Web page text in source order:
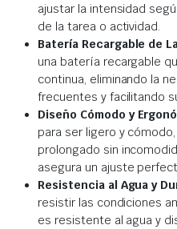
ajustar la intensidad
de la tarea o actividad.
Batería Recargable de
una batería recargable
continua, eliminando la
frecuentes y facilitando
Diseño Cómodo y
para ser ligero y
prolongado sin
asegura un ajuste
Resistencia al Agua y
resistir las condiciones
es resistente al agua y